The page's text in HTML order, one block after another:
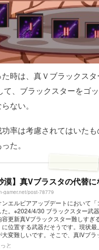
時は、真Ｖブラックス
、ブラックスターをゴ
ない。
率は考慮されてはいた
た。
漠】真Vブラスタの代替
gamer.net/post-78779
ンエルビアアップデートにおいて
た。※2024/4/30 ブラックスター武
更新真Vブラックスター難しすぎ
に位置する武器だそうです。現状
変難しいです。そこで、真IVブ
ドアイド武器は、メイン武器...
と